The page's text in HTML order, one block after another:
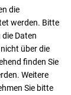
die
werden. Bitte
Daten
über die
finden Sie
Weitere
Sie bitte